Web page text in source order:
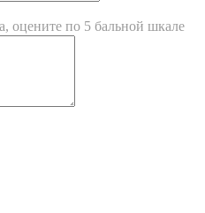
оцените по 5 бальной шкале